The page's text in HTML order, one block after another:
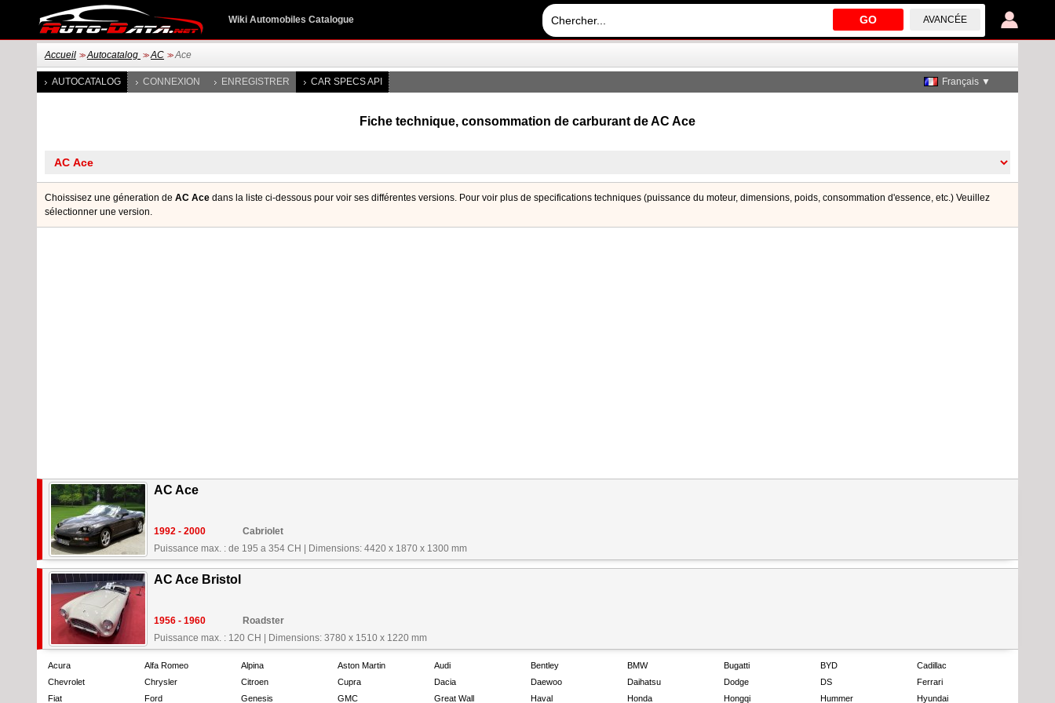
GO AVANCÉE
Wiki Automobiles Catalogue
Accueil >> Autocatalog >> AC >> Ace
AUTOCATALOG CONNEXION ENREGISTRER CAR SPECS API Français ▼
Fiche technique, consommation de carburant de AC Ace
Choissisez une géneration de AC Ace dans la liste ci-dessous pour voir ses différentes versions. Pour voir plus de specifications techniques (puissance du moteur, dimensions, poids, consommation d'essence, etc.) Veuillez
sélectionner une version.
AC Ace
1992 - 2000
Cabriolet
Puissance max. : de 195 a 354 CH
Dimensions: 4420 x 1870 x 1300 mm
AC Ace Bristol
1956 - 1960
Roadster
Puissance max. : 120 CH
Dimensions: 3780 x 1510 x 1220 mm
Acura Alfa Romeo Alpina Aston Martin Audi Bentley BMW Bugatti BYD
Cadillac
Chevrolet
Chrysler Citroen Cupra Dacia Daewoo Daihatsu Dodge DS
Ferrari
Fiat
Ford Genesis GMC Great Wall Haval Honda Hongqi Hummer Hyundai